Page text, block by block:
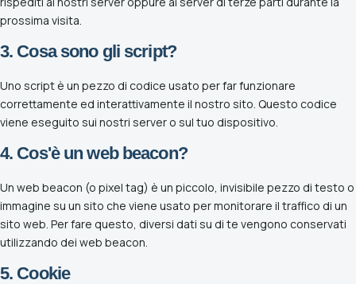
Scopri l’olio della Sabina
Esperienze
Dove Dormire
Info
Informazioni sul progetto BDS
prossima visita.
3. Cosa sono gli script?
Uno script è un pezzo di codice usato per far funzionare
correttamente ed interattivamente il nostro sito. Questo codice
viene eseguito sui nostri server o sul tuo dispositivo.
4. Cos'è un web beacon?
Un web beacon (o pixel tag) è un piccolo, invisibile pezzo di testo o
immagine su un sito che viene usato per monitorare il traffico di un
sito web. Per fare questo, diversi dati su di te vengono conservati
utilizzando dei web beacon.
5. Cookie